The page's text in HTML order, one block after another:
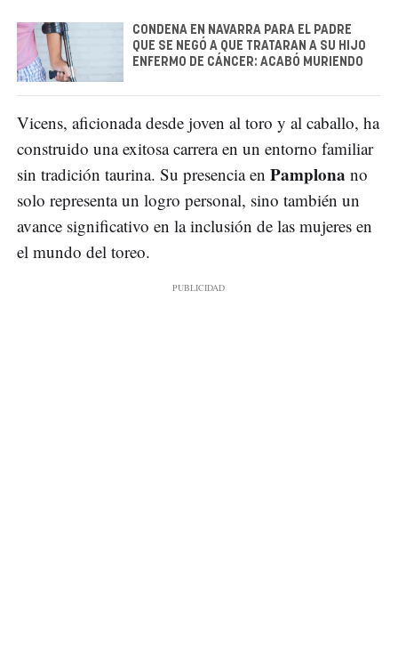
CONDENA EN NAVARRA PARA EL PADRE
QUE SE NEGÓ A QUE TRATARAN A SU HIJO
ENFERMO DE CÁNCER: ACABÓ MURIENDO
Vicens, aficionada desde joven al toro y al caballo, ha
construido una exitosa carrera en un entorno familiar
sin tradición taurina. Su presencia en Pamplona no
solo representa un logro personal, sino también un
avance significativo en la inclusión de las mujeres en
el mundo del toreo.